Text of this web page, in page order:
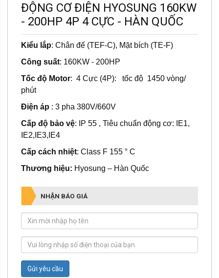
ĐỘNG CƠ ĐIỆN HYOSUNG 160KW
- 200HP 4P 4 CỰC - HÀN QUỐC
Kiểu lắp: Chân đế (TEF-C), Mặt bích (TE-F)
Công suất: 160KW - 200HP
Tốc độ Motor: 4 Cực (4P): tốc độ 1450 vòng/
phút
Điện áp : 3 pha 380V/660V
Cấp độ bảo vệ: IP 55 , Tiêu chuẩn động cơ: IE1,
IE2,IE3,IE4
Cấp cách nhiệt: Class F 155 ° C
Thương hiệu: Hyosung – Hàn Quốc
NHẬN BÁO GIÁ
Gửi yêu cầu